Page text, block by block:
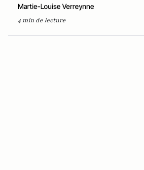
Martie-Louise Verreynne
4 min de lecture